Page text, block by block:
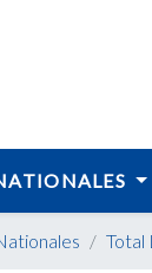
Total